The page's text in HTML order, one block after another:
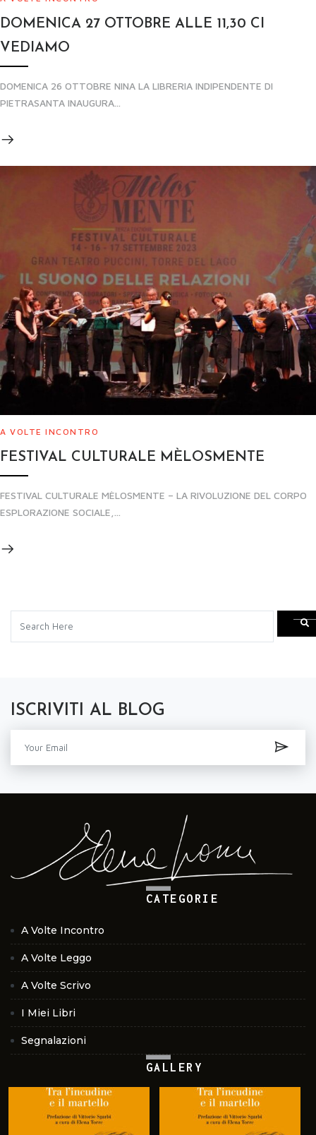
DOMENICA 27 OTTOBRE ALLE 11,30 CI
VEDIAMO
DOMENICA 26 OTTOBRE NINA LA LIBRERIA INDIPENDENTE DI
PIETRASANTA INAUGURA...
A VOLTE INCONTRO
FESTIVAL CULTURALE MÈLOSMENTE
FESTIVAL CULTURALE MÈLOSMENTE – LA RIVOLUZIONE DEL CORPO
ESPLORAZIONE SOCIALE,...
ISCRIVITI AL BLOG
CATEGORIE
A Volte Incontro
A Volte Leggo
A Volte Scrivo
I Miei Libri
Segnalazioni
GALLERY